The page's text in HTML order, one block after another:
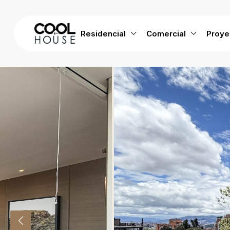
Residencial Comercial